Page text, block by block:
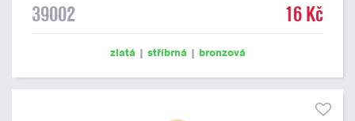
39002 16 Kč
zlatá | stříbrná | bronzová